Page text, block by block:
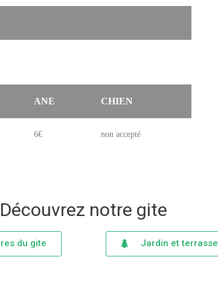
ANE CHIEN
6€ non accepté
Découvrez notre gite
du gite Jardin et terrasse